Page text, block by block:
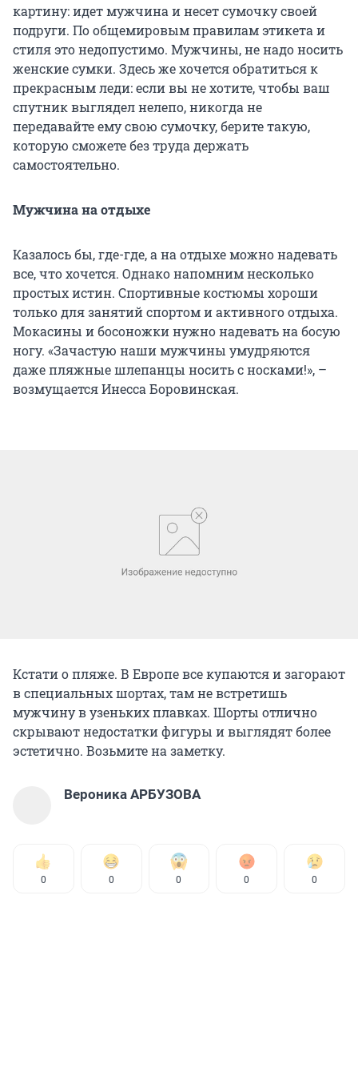
картину: идет мужчина и несет сумочку своей
подруги. По общемировым правилам этикета и
стиля это недопустимо. Мужчины, не надо носить
женские сумки. Здесь же хочется обратиться к
прекрасным леди: если вы не хотите, чтобы ваш
спутник выглядел нелепо, никогда не
передавайте ему свою сумочку, берите такую,
которую сможете без труда держать
самостоятельно.
Мужчина на отдыхе
Казалось бы, где-где, а на отдыхе можно надевать
все, что хочется. Однако напомним несколько
простых истин. Спортивные костюмы хороши
только для занятий спортом и активного отдыха.
Мокасины и босоножки нужно надевать на босую
ногу. «Зачастую наши мужчины умудряются
даже пляжные шлепанцы носить с носками!», –
возмущается Инесса Боровинская.
Кстати о пляже. В Европе все купаются и загорают
в специальных шортах, там не встретишь
мужчину в узеньких плавках. Шорты отлично
скрывают недостатки фигуры и выглядят более
эстетично. Возьмите на заметку.
Вероника АРБУЗОВА
0 0 0 0 0